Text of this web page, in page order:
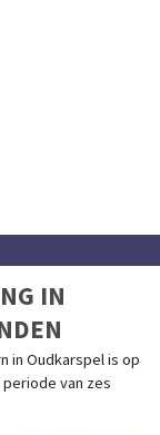
IN
in Oudkarspel is op
van zes